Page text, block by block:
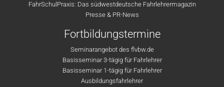
FahrSchulPraxis: Das südwestdeutsche Fahrlehrermagazin
Presse & PR-News
Fortbildungstermine
Seminarangebot des flvbw.de
Basisseminar 3-tägig für Fahrlehrer
Basisseminar 1-tägig für Fahrlehrer
Ausbildungsfahrlehrer